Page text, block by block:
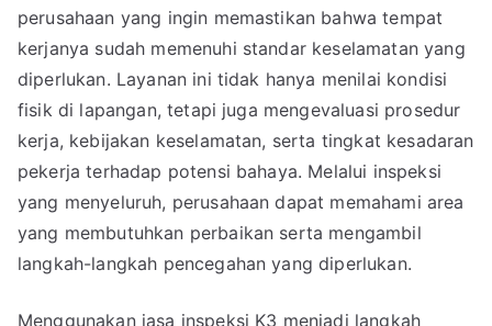
perusahaan yang ingin memastikan bahwa tempat
kerjanya sudah memenuhi standar keselamatan yang
diperlukan. Layanan ini tidak hanya menilai kondisi
fisik di lapangan, tetapi juga mengevaluasi prosedur
kerja, kebijakan keselamatan, serta tingkat kesadaran
pekerja terhadap potensi bahaya. Melalui inspeksi
yang menyeluruh, perusahaan dapat memahami area
yang membutuhkan perbaikan serta mengambil
langkah-langkah pencegahan yang diperlukan.
Menggunakan jasa inspeksi K3 menjadi langkah